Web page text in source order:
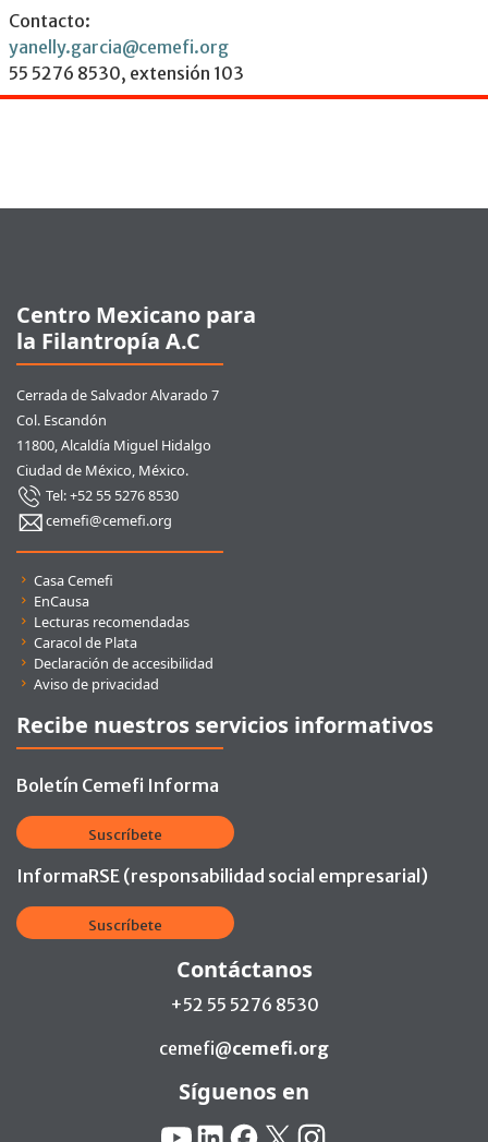
Contacto:
yanelly.garcia@cemefi.org
55 5276 8530, extensión 103
Centro Mexicano para
la Filantropía A.C
Cerrada de Salvador Alvarado 7
Col. Escandón
11800, Alcaldía Miguel Hidalgo
Ciudad de México, México.
Tel: +52 55 5276 8530
cemefi@cemefi.org
Enlaces rápidos
Casa Cemefi
EnCausa
Lecturas recomendadas
Caracol de Plata
Declaración de accesibilidad
Aviso de privacidad
Recibe nuestros servicios informativos
Boletín Cemefi Informa
Suscríbete
InformaRSE (responsabilidad social empresarial)
Suscríbete
Contáctanos
+52 55 5276 8530
cemefi@cemefi.org
Síguenos en
YouTube
LinkedinFacebook
X Instagram